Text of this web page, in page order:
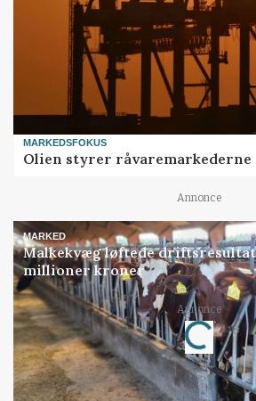
MARKEDSFOKUS
Olien styrer råvaremarkederne
Annonce
MARKED
Malkekvæg løftede
millioner kroner
Annonce
Loading...